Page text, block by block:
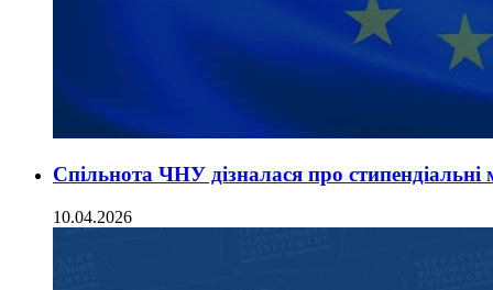
Спільнота ЧНУ дізналася про
10.04.2026